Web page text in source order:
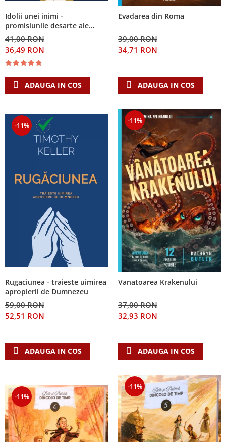
Idolii unei inimi -
promisiunile desarte ale
banilor, sexului si puterii si
Singura Nadejde care
conteaza
41,00 RON
36,49 RON
ADAUGA IN COS
Evadarea din Roma
39,00 RON
34,71 RON
ADAUGA IN COS
-11%
Rugaciunea - traieste uimirea
apropierii de Dumnezeu
59,00 RON
52,51 RON
ADAUGA IN COS
-11%
Vanatoarea Krakenului
37,00 RON
32,93 RON
ADAUGA IN COS
-11%
-11%